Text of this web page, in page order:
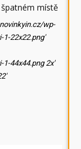
místě
wp-
22x22.png'
44x44.png 2x'